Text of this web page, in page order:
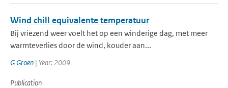
Wind chill equivalente temperatuur
Bij vriezend weer voelt het op een winderige dag, met meer
warmteverlies door de wind, kouder aan...
G Groen | Year: 2009
Publication